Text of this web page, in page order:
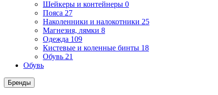
Шейкеры и контейнеры 0
Пояса 27
Наколенники и налокотники 25
Магнезия, лямки 8
Одежда 109
Кистевые и коленные бинты 18
Обувь 21
Обувь
Бренды